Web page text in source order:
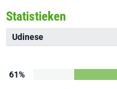
Statistieken
Udinese
61%